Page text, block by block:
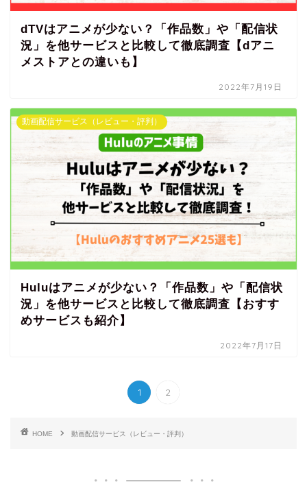
dTVはアニメが少ない？「作品数」や「配信状
況」を他サービスと比較して徹底調査【dアニ
メストアとの違いも】
2022年7月19日
動画配信サービス（レビュー・評判）
Huluはアニメが少ない？「作品数」や「配信状
況」を他サービスと比較して徹底調査【おすす
めサービスも紹介】
2022年7月17日
1 2
HOME 動画配信サービス（レビュー・評判）